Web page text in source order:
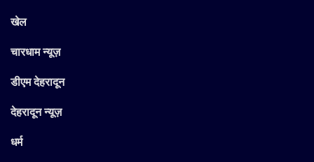
खेल
चारधाम न्यूज़
डीएम देहरादून
देहरादून न्यूज़
धर्म